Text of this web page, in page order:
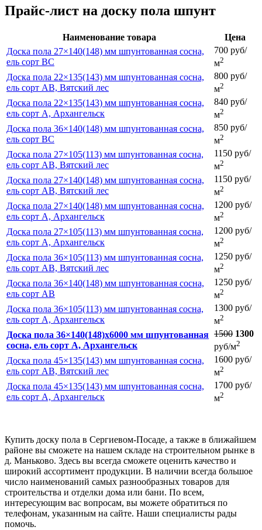
Прайс-лист на доску пола шпунт
Наименование товара
Цена
Доска пола 27×140(148) мм шпунтованная сосна,
ель сорт ВС
700 руб/
м2
Доска пола 22×135(143) мм шпунтованная сосна,
ель сорт АВ, Вятский лес
800 руб/
м2
Доска пола 22×135(143) мм шпунтованная сосна,
ель сорт А, Архангельск
840 руб/
м2
Доска пола 36×140(148) мм шпунтованная сосна,
ель сорт ВС
850 руб/
м2
Доска пола 27×105(113) мм шпунтованная сосна,
ель сорт АB, Вятский лес
1150 руб/
м2
Доска пола 27×140(148) мм шпунтованная сосна,
ель сорт АВ, Вятский лес
1150 руб/
м2
Доска пола 27×140(148) мм шпунтованная сосна,
ель сорт А, Архангельск
1200 руб/
м2
Доска пола 27×105(113) мм шпунтованная сосна,
ель сорт А, Архангельск
1200 руб/
м2
Доска пола 36×105(113) мм шпунтованная сосна,
ель сорт АB, Вятский лес
1250 руб/
м2
Доска пола 36×140(148) мм шпунтованная сосна,
ель сорт АВ
1250 руб/
м2
Доска пола 36×105(113) мм шпунтованная сосна,
ель сорт А, Архангельск
1300 руб/
м2
Доска пола 36×140(148)x6000 мм шпунтованная
сосна, ель сорт А, Архангельск
1500 1300
руб/м2
Доска пола 45×135(143) мм шпунтованная сосна,
ель сорт АВ, Вятский лес
1600 руб/
м2
Доска пола 45×135(143) мм шпунтованная сосна,
ель сорт А, Архангельск
1700 руб/
м2
Купить доску пола в Сергиевом-Посаде, а также в ближайшем
районе вы сможете на нашем складе на строительном рынке в
д. Маньково. Здесь вы всегда сможете оценить качество и
широкий ассортимент продукции. В наличии всегда большое
число наименований самых разнообразных товаров для
строительства и отделки дома или бани. По всем,
интересующим вас вопросам, вы можете обратиться по
телефонам, указанным на сайте. Наши специалисты рады
помочь.